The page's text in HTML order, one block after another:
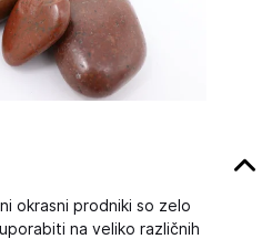
okrasni prodniki so zelo
na veliko različnih